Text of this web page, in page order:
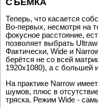
Теперь, что касается
Во-первых, несмотря на
фокусное расстояние,
позволяет выбрать
Фактически, Wide и
берётся не со всей
1920x1080), а с большей
На практике Narrow
шумов, плюс в